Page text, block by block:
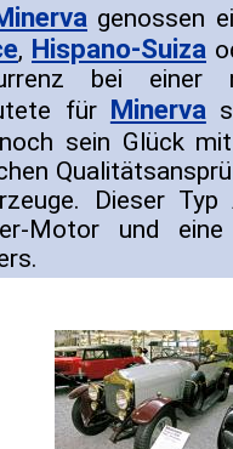
genossen
, Hispano-Suiza
bei einer
für Minerva
sein Glück mit
Dieser
Motor und